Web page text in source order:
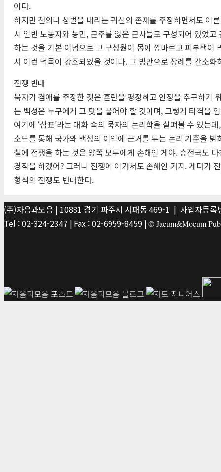
이다.
하지만 천의나 상벌을 내리는 귀신의 존재를 주장하면서도 이
시 일반 노동자와 농민, 군주를 잃은 군사들로 구성되어 있었
하는 것을 기본 이념으로 그 구성원이 몸이 깡마르고 피부색
서 이런 덕목이 강조되었을 것이다. 그 방안으로 장례를 간소
전쟁 반대
묵자가 겸애를 주장한 것은 혼란을 평정하고 인정을 추구하기
는 백성은 누구에게 그 탓을 물어야 할 것이며, 그렇게 타격을
여기에 ‘삼표’라는 대화 속의 묵자의 논리학을 살펴볼 수 있는
소드를 통해 국가와 백성의 이익에 근거를 두는 논리 기준을
철에 전쟁을 하는 것은 양쪽 모두에게 손해인 게야. 승전국도
경작을 하겠어? 그러니 전쟁에 이겨서도 손해인 거지. 게다가
형식의 전쟁도 반대한다.
(주)자음과모음 | 10881 경기 파주시 서패동 469-1 | 사업자등
Tel : 02-324-2347 | Fax : 02-6959-8459 | © Jaeum&Moeum